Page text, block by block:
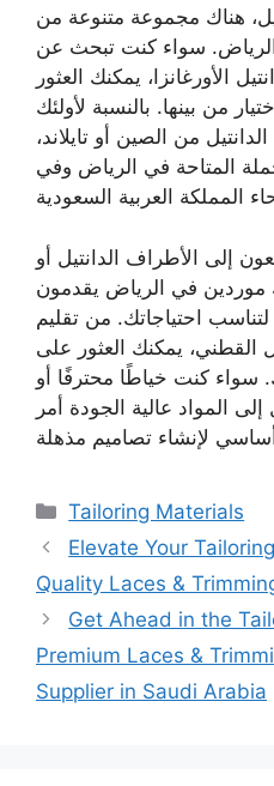
هناك مجموعة متنوعة من
الرياض. سواء كنت تبحث عن
الأورغانزا، يمكنك العثور
من بينها. بالنسبة لأولئك
من الصين أو تايلاند،
المتاحة في الرياض وفي
إلى الأطراف الدانتيل أو
موردين في الرياض يقدمون
احتياجاتك. من تقليم
القطني، يمكنك العثور على
سواء كنت خياطًا محترفًا أو
المواد عالية الجودة أمر
Categories
Tailoring Materials
Elevate Your
Quality Laces &
Get Ahead in the
Premium Laces &
Supplier in Saudi Arabia